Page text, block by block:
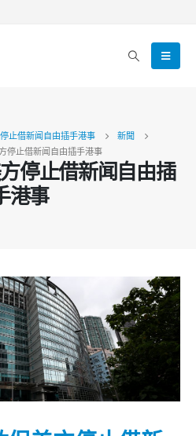
止借新闻自由插手港事
新聞
停止借新闻自由插手港事
停止借新闻自由插
港事